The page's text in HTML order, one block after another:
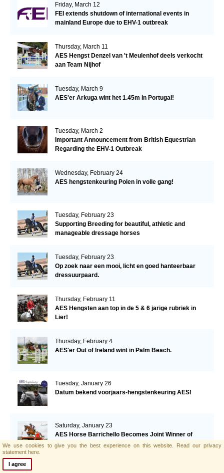
Friday, March 12
FEI extends shutdown of international events in
mainland Europe due to EHV-1 outbreak
Thursday, March 11
AES Hengst Denzel van 't Meulenhof deels verkocht
aan Team Nijhof
Tuesday, March 9
AES'er Arkuga wint het 1.45m in Portugal!
Tuesday, March 2
Important Announcement from British Equestrian
Regarding the EHV-1 Outbreak
Wednesday, February 24
AES hengstenkeuring Polen in volle gang!
Tuesday, February 23
Supporting Breeding for beautiful, athletic and
manageable dressage horses
Tuesday, February 23
Op zoek naar een mooi, licht en goed hanteerbaar
dressuurpaard.
Thursday, February 11
AES Hengsten aan top in de 5 & 6 jarige rubriek in
Lier!
Thursday, February 4
AES'er Out of Ireland wint in Palm Beach.
Tuesday, January 26
Datum bekend voorjaars-hengstenkeuring AES!
Saturday, January 23
AES Horse Barrichello Becomes Joint Winner of
Eventing Ireland's Leading Horse 2020
We use cookies to give you the best experience on this website. Read our privacy
statement here.
I agree